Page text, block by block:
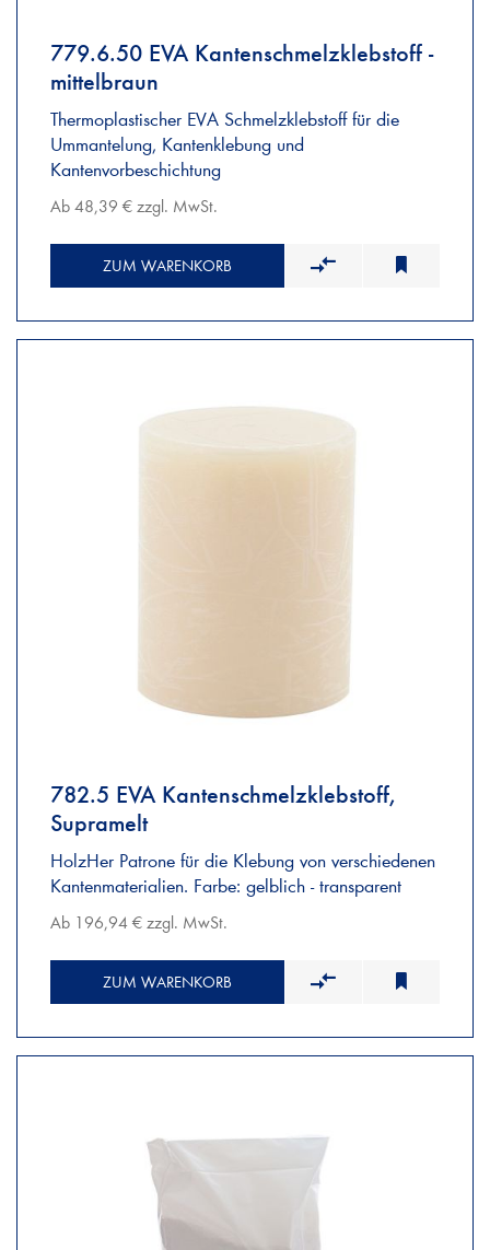
779.6.50 EVA Kantenschmelzklebstoff -
mittelbraun
Thermoplastischer EVA Schmelzklebstoff für die
Ummantelung, Kantenklebung und
Kantenvorbeschichtung
Ab 48,39 € zzgl. MwSt.
ZUM WARENKORB
782.5 EVA Kantenschmelzklebstoff,
Supramelt
HolzHer Patrone für die Klebung von verschiedenen
Kantenmaterialien. Farbe: gelblich - transparent
Ab 196,94 € zzgl. MwSt.
ZUM WARENKORB